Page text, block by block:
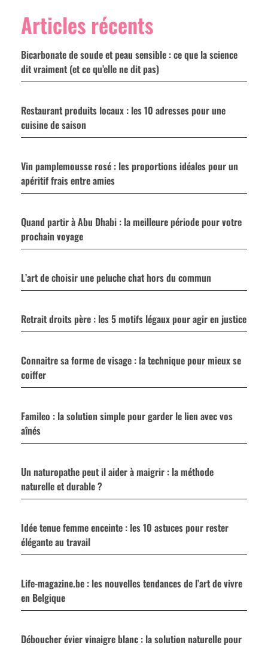
Articles récents
Bicarbonate de soude et peau sensible : ce que la science
dit vraiment (et ce qu’elle ne dit pas)
Restaurant produits locaux : les 10 adresses pour une
cuisine de saison
Vin pamplemousse rosé : les proportions idéales pour un
apéritif frais entre amies
Quand partir à Abu Dhabi : la meilleure période pour votre
prochain voyage
L’art de choisir une peluche chat hors du commun
Retrait droits père : les 5 motifs légaux pour agir en justice
Connaitre sa forme de visage : la technique pour mieux se
coiffer
Famileo : la solution simple pour garder le lien avec vos
aînés
Un naturopathe peut il aider à maigrir : la méthode
naturelle et durable ?
Idée tenue femme enceinte : les 10 astuces pour rester
élégante au travail
Life-magazine.be : les nouvelles tendances de l’art de vivre
en Belgique
Déboucher évier vinaigre blanc : la solution naturelle pour